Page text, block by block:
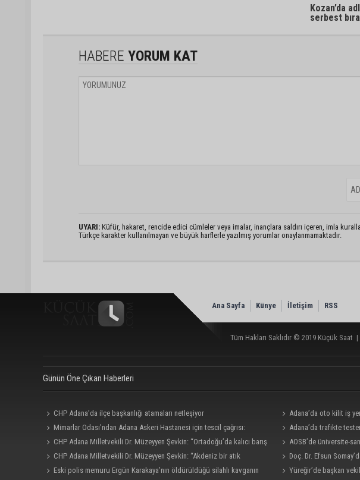
Kozan’da
serbest
HABERE YORUM KAT
UYARI: Küfür, hakaret, rencide edici cümleler veya imalar, inançlara saldırı içeren, imla
Türkçe karakter kullanılmayan ve büyük harflerle yazılmış yorumlar onaylanmamaktadır.
Ana Sayfa Künye İletişim RSS
Tüm Hakları Saklıdır © 2019 Küçük Saat |
Günün Öne Çıkan Haberleri
CHP Adana’da ilçe başkanlığı atamaları netleşiyor Adana’da oto kilit iş
Mimarlar Odası’ndan Adana Askeri Hastanesi için tescil çağrısı:
“Satılmamalı, amaç dışı kullanılmamalı”
Adana’da trafikte
CHP Adana Milletvekili Dr. Müzeyyen Şevkin: “Ortadoğu’da kalıcı barış
ve iş birliği sağlanmalı”
AOSB’de üniversite-
CHP Adana Milletvekili Dr. Müzeyyen Şevkin: “Akdeniz bir atık
deposuna dönüşmemeli”
Doç. Dr. Efsun
Eski polis memuru Ergün Karakaya’nın öldürüldüğü silahlı kavganın
Yüreğir’de başkan